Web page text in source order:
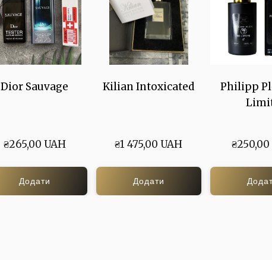
Dior Sauvage
₴265,00 UAH
Додати
Kilian Intoxicated
₴1 475,00 UAH
Додати
Philipp
₴250,00